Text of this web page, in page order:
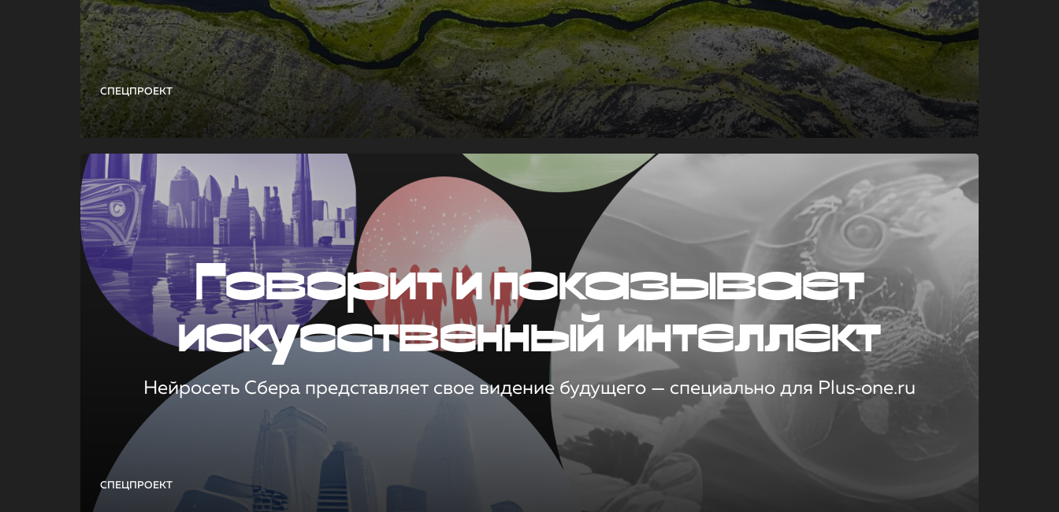
СПЕЦПРОЕКТ
СПЕЦПРОЕКТ
Говорит и показывает
искусственный интеллект
Нейросеть Сбера представляет свое видение будущего — специально для Plus‑one.ru